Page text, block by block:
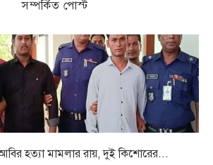
সম্পর্কিত পোস্ট
হত্যা মামলার রায়, দুই কিশোরের...